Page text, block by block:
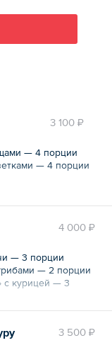
3 100 ₽
— 4 порции
— 4 порции
4 000 ₽
— 3 порции
— 2 порции
с курицей — 3
с говядиной — 3
3 500 ₽